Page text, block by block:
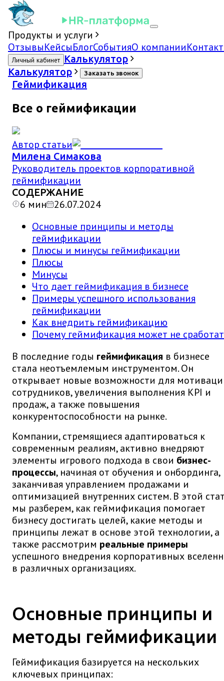
Продукты и услуги
ОтзывыКейсыБлогСобытияО компании
Личный кабинет Калькулятор
Калькулятор
Заказать звонок
Геймификация
Все о геймификации
Автор статьи
Милена Симакова
Руководитель проектов корпоративной
геймификации
СОДЕРЖАНИЕ
6 мин
26.07.2024
Основные принципы и методы
геймификации
Плюсы и минусы геймификации
Плюсы
Минусы
Что дает геймификация в бизнесе
Примеры успешного использования
геймификации
Как внедрить геймификацию
Почему геймификация может не
В последние годы геймификация в бизнесе
стала неотъемлемым инструментом. Он
открывает новые возможности для
сотрудников, увеличения выполнения KPI и
продаж, а также повышения
конкурентоспособности на рынке.
Компании, стремящиеся адаптироваться к
современным реалиям, активно внедряют
элементы игрового подхода в свои бизнес-
процессы, начиная от обучения и онбординга,
заканчивая управлением продажами и
оптимизацией внутренних систем. В этой
мы разберем, как геймификация помогает
бизнесу достигать целей, какие методы и
принципы лежат в основе этой технологии, а
также рассмотрим реальные примеры
успешного внедрения корпоративных
в различных организациях.
Основные принципы и
методы геймификации
Геймификация базируется на нескольких
ключевых принципах: